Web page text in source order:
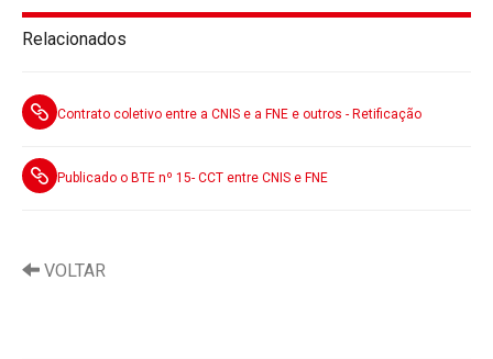
Relacionados
Contrato coletivo entre a CNIS e a FNE e outros - Retificação
Publicado o BTE nº 15- CCT entre CNIS e FNE
VOLTAR